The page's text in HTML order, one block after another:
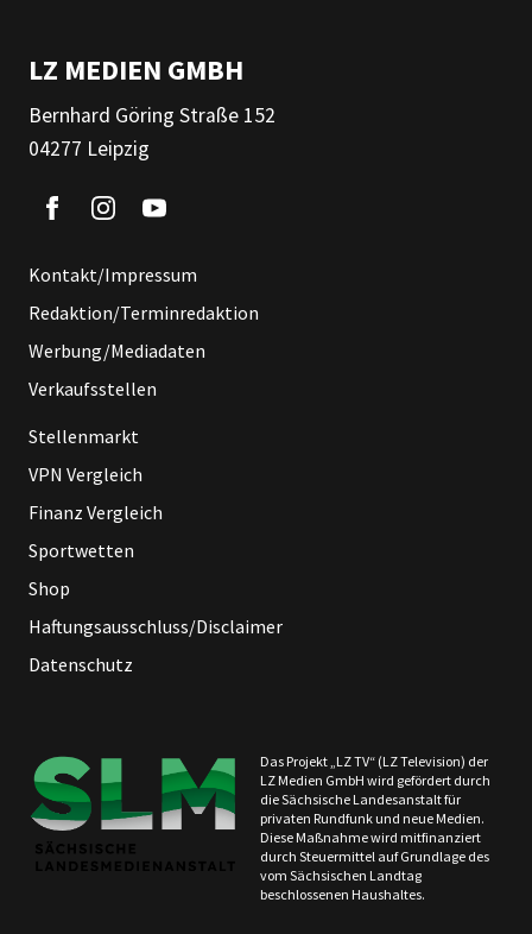
LZ MEDIEN GMBH
Bernhard Göring Straße 152
04277 Leipzig
Kontakt/Impressum
Redaktion/Terminredaktion
Werbung/Mediadaten
Verkaufsstellen
Stellenmarkt
VPN Vergleich
Finanz Vergleich
Sportwetten
Shop
Haftungsausschluss/Disclaimer
Datenschutz
Das Projekt „LZ TV“ (LZ Television) der
LZ Medien GmbH wird gefördert durch
die Sächsische Landesanstalt für
privaten Rundfunk und neue Medien.
Diese Maßnahme wird mitfinanziert
durch Steuermittel auf Grundlage des
vom Sächsischen Landtag
beschlossenen Haushaltes.